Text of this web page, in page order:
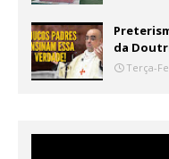
da
Terça-